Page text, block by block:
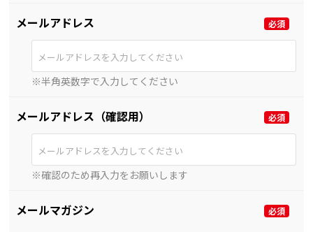
メールアドレス
※半角英数字で入力してください
メールアドレス（確認用）
※確認のため再入力をお願いします
メールマガジン